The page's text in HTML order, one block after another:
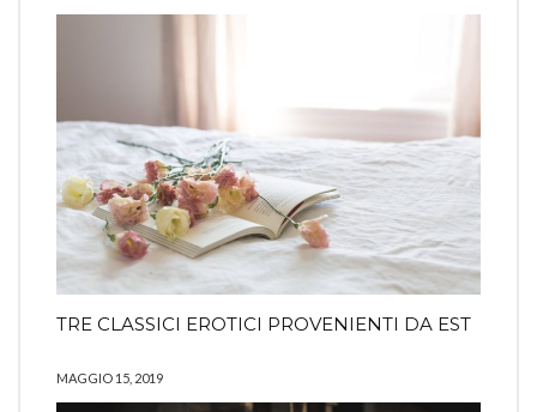
TRE CLASSICI EROTICI PROVENIENTI DA EST
MAGGIO 15, 2019